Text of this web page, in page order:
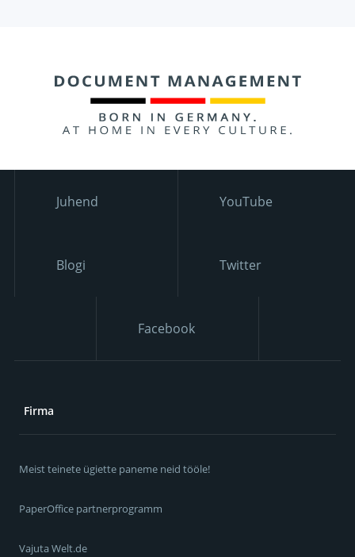
Juhend YouTube
Blogi Twitter
Facebook
Firma
Meist teinete ügiette paneme neid tööle!
PaperOffice partnerprogramm
Vajuta Welt.de